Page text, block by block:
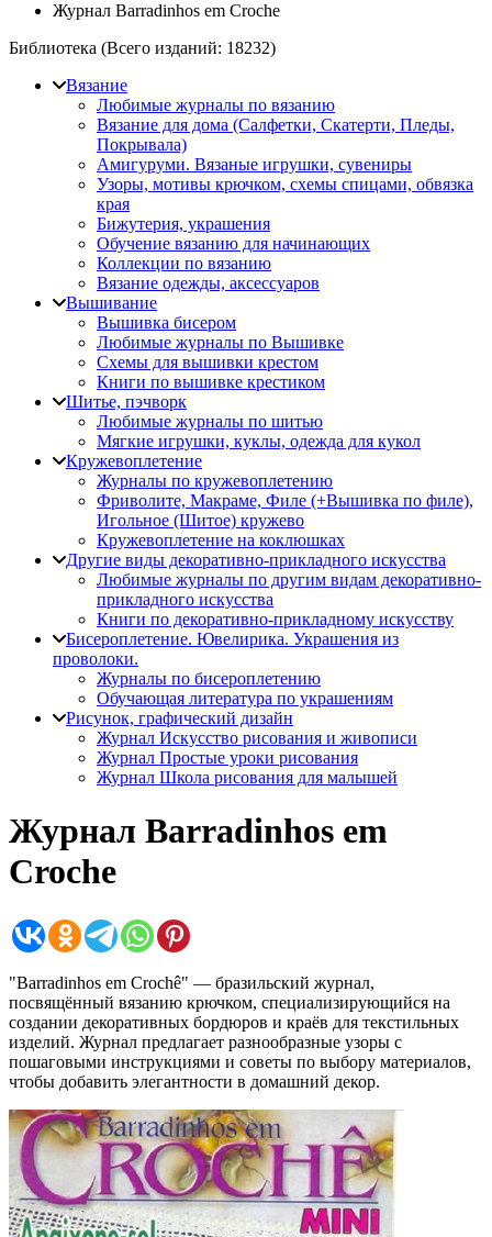
Журнал Barradinhos em Croche
Библиотека (Всего изданий: 18232)
Вязание
Любимые журналы по вязанию
Вязание для дома (Салфетки, Скатерти, Пледы,
Покрывала)
Амигуруми. Вязаные игрушки, сувениры
Узоры, мотивы крючком, схемы спицами, обвязка
края
Бижутерия, украшения
Обучение вязанию для начинающих
Коллекции по вязанию
Вязание одежды, аксессуаров
Вышивание
Вышивка бисером
Любимые журналы по Вышивке
Схемы для вышивки крестом
Книги по вышивке крестиком
Шитье, пэчворк
Любимые журналы по шитью
Мягкие игрушки, куклы, одежда для кукол
Кружевоплетение
Журналы по кружевоплетению
Фриволите, Макраме, Филе (+Вышивка по филе),
Игольное (Шитое) кружево
Кружевоплетение на коклюшках
Другие виды декоративно-прикладного искусства
Любимые журналы по другим видам декоративно-
прикладного искусства
Книги по декоративно-прикладному искусству
Бисероплетение. Ювелирика. Украшения из
проволоки.
Журналы по бисероплетению
Обучающая литература по украшениям
Рисунок, графический дизайн
Журнал Искусство рисования и живописи
Журнал Простые уроки рисования
Журнал Школа рисования для малышей
Журнал Barradinhos em
Croche
"Barradinhos em Crochê" — бразильский журнал,
посвящённый вязанию крючком, специализирующийся на
создании декоративных бордюров и краёв для текстильных
изделий. Журнал предлагает разнообразные узоры с
пошаговыми инструкциями и советы по выбору материалов,
чтобы добавить элегантности в домашний декор.